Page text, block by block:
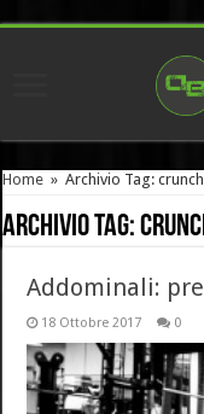
Home » Archivio Tag: crunch
Archivio Tag:
Addominali:
18 Ottobre 2017 0